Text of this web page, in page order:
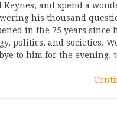
Keynes, and spend a
his thousand
in the 75 years since
politics, and societies.
to him for the evening,